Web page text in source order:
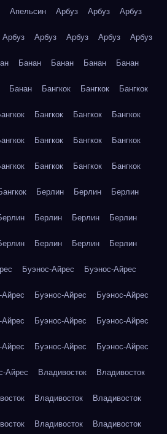
Апельсин Арбуз Арбуз Арбуз
Арбуз Арбуз Арбуз Арбуз Арбуз
Банан Банан Банан Банан
Банан Бангкок Бангкок Бангкок
Бангкок Бангкок Бангкок
Бангкок Бангкок Бангкок
Бангкок Бангкок Бангкок
Берлин Берлин Берлин
Берлин Берлин Берлин
Берлин Берлин Берлин
Буэнос-Айрес Буэнос-Айрес
Айрес Буэнос-Айрес Буэнос-Айрес
Айрес Буэнос-Айрес Буэнос-Айрес
Айрес Буэнос-Айрес Буэнос-Айрес
Айрес Владивосток Владивосток
Владивосток Владивосток
Владивосток Владивосток